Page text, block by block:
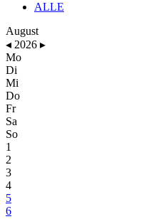
ALLE
August
◂ 2026 ▸
Mo
Di
Mi
Do
Fr
Sa
So
1
2
3
4
5
6